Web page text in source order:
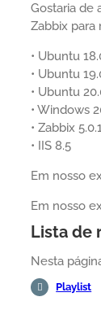
Gostaria de
Zabbix para
• Ubuntu
• Ubuntu
• Ubuntu
• Windows
• Zabbix
• IIS 8.5
Em nosso
Em nosso
Lista de
Nesta
Playlist